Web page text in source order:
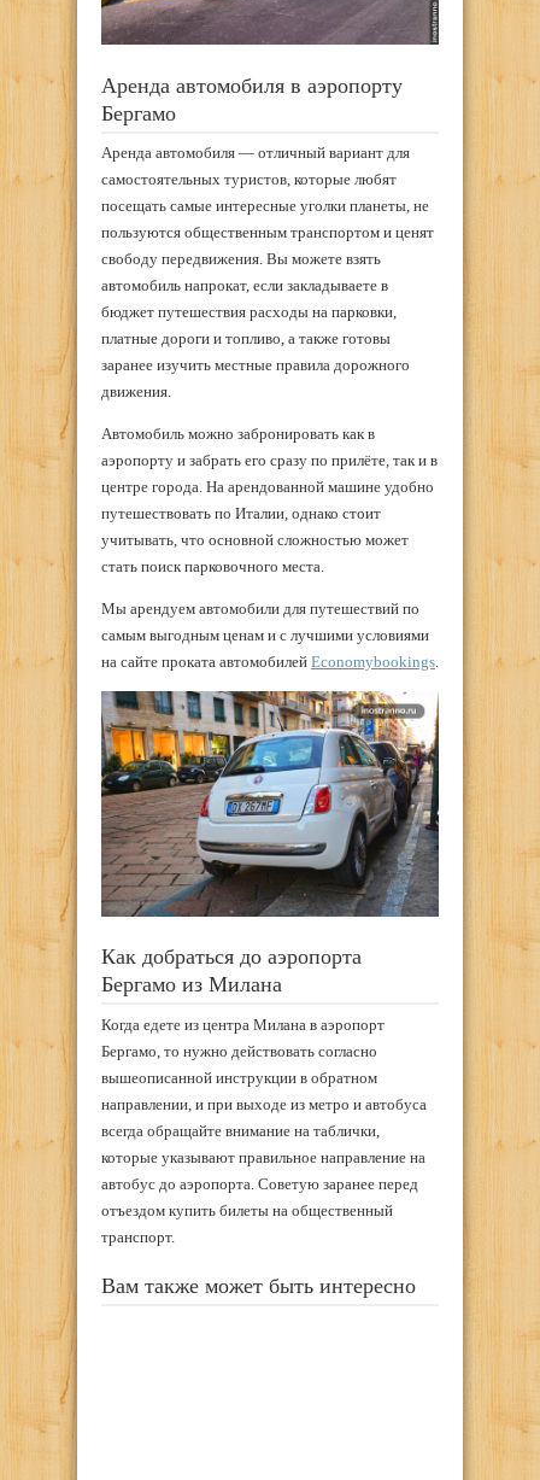
Аренда автомобиля в аэропорту
Бергамо
Аренда автомобиля — отличный вариант для
самостоятельных туристов, которые любят
посещать самые интересные уголки планеты, не
пользуются общественным транспортом и ценят
свободу передвижения. Вы можете взять
автомобиль напрокат, если закладываете в
бюджет путешествия расходы на парковки,
платные дороги и топливо, а также готовы
заранее изучить местные правила дорожного
движения.
Автомобиль можно забронировать как в
аэропорту и забрать его сразу по прилёте, так и в
центре города. На арендованной машине удобно
путешествовать по Италии, однако стоит
учитывать, что основной сложностью может
стать поиск парковочного места.
Мы арендуем автомобили для путешествий по
самым выгодным ценам и с лучшими условиями
на сайте проката автомобилей Economybookings.
Как добраться до аэропорта
Бергамо из Милана
Когда едете из центра Милана в аэропорт
Бергамо, то нужно действовать согласно
вышеописанной инструкции в обратном
направлении, и при выходе из метро и автобуса
всегда обращайте внимание на таблички,
которые указывают правильное направление на
автобус до аэропорта. Советую заранее перед
отъездом купить билеты на общественный
транспорт.
Вам также может быть интересно